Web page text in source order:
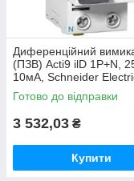
Диференційний
(ПЗВ) Acti9 ilD 1P+N,
10мА, Schneider
Готово до відправки
3 532,03 ₴
Купити